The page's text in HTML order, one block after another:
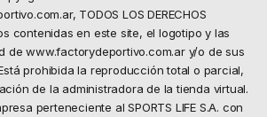
TODOS LOS DERECHOS
contenidas en este site, el logotipo y las
de www.factorydeportivo.com.ar y/o de sus
prohibida la reproducción total o parcial,
de la administradora de la tienda virtual.
perteneciente al SPORTS LIFE S.A. con